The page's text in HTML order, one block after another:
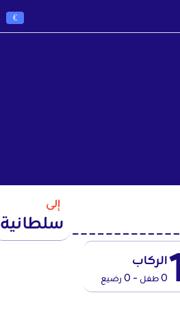
€
إلى
سلطانية
الركاب
0 طفل - 0 رضيع